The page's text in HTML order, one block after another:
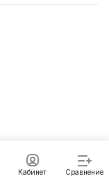
Кабинет Сравнение